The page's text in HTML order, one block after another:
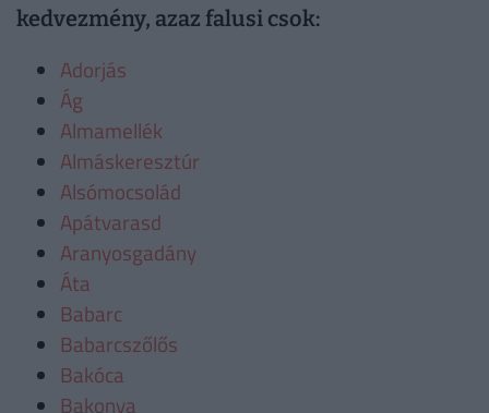
kedvezmény, azaz falusi csok:
Adorjás
Ág
Almamellék
Almáskeresztúr
Alsómocsolád
Apátvarasd
Aranyosgadány
Áta
Babarc
Babarcszőlős
Bakóca
Bakonya